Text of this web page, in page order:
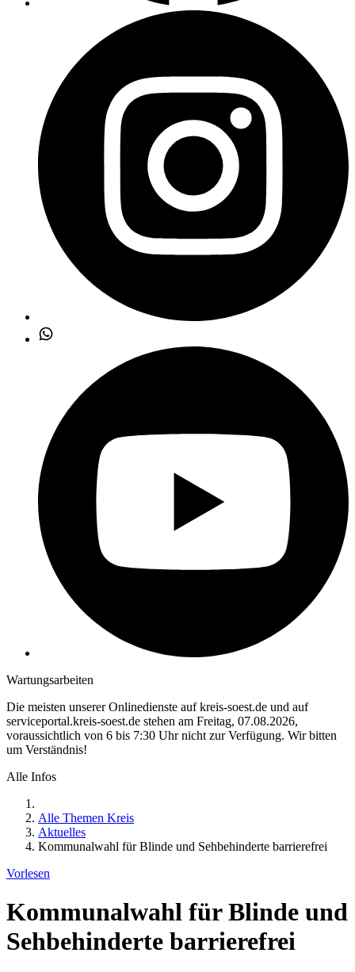
Wartungsarbeiten
Die meisten unserer Onlinedienste auf kreis-soest.de und auf
serviceportal.kreis-soest.de stehen am Freitag, 07.08.2026,
voraussichtlich von 6 bis 7:30 Uhr nicht zur Verfügung. Wir bitten
um Verständnis!
Alle Infos
Alle Themen Kreis
Aktuelles
Kommunalwahl für Blinde und Sehbehinderte barrierefrei
Vorlesen
Kommunalwahl für Blinde und
Sehbehinderte barrierefrei